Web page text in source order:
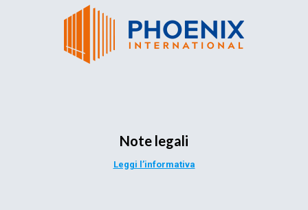
Note legali
Leggi l’informativa